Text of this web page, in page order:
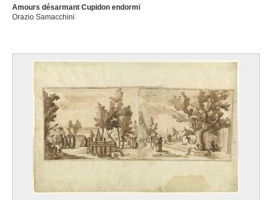
Amours désarmant Cupidon endormi
Orazio Samacchini